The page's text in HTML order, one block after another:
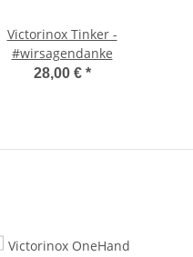
Victorinox Tinker -
#wirsagendanke
28,00 € *